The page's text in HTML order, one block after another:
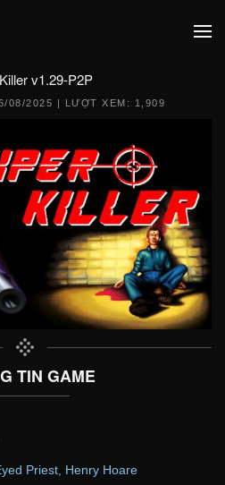
v1.29-P2P
08/2025 | LƯỢT XEM: 1,909
TIN GAME
Priest, Henry Hoare